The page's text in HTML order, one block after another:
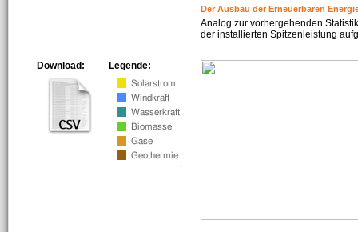
Der Ausbau der Erneuerbaren
Analog zur vorhergehenden
der installierten Spitzenleistung
Legende:
Download: